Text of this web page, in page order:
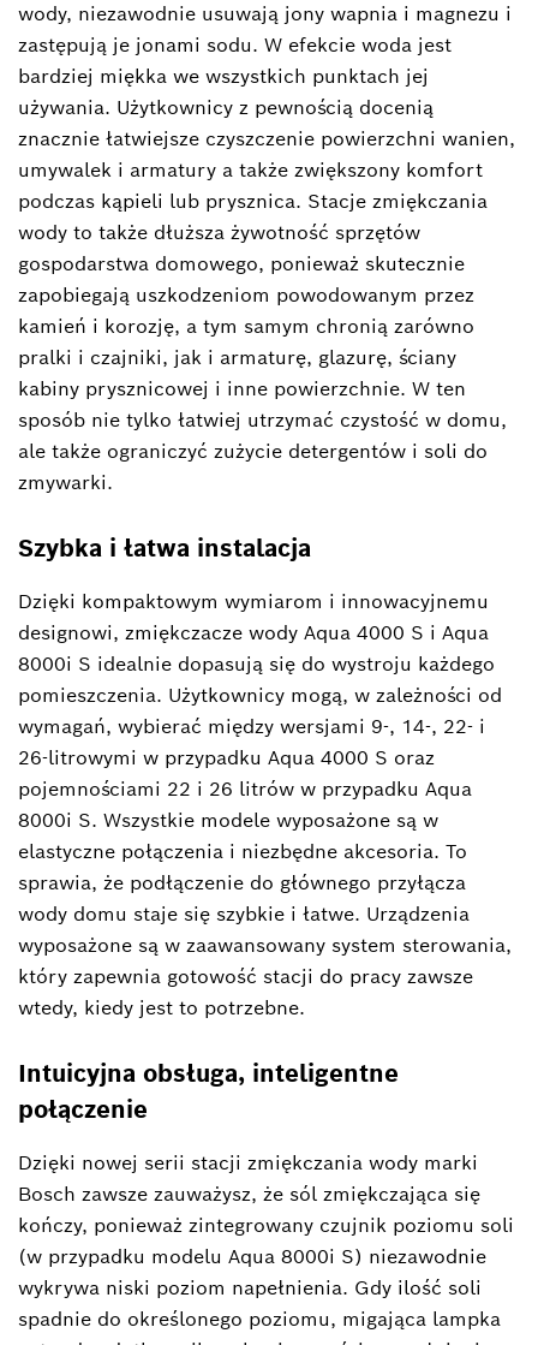
wody, niezawodnie usuwają jony wapnia i magnezu i
zastępują je jonami sodu. W efekcie woda jest
bardziej miękka we wszystkich punktach jej
używania. Użytkownicy z pewnością docenią
znacznie łatwiejsze czyszczenie powierzchni wanien,
umywalek i armatury a także zwiększony komfort
podczas kąpieli lub prysznica. Stacje zmiękczania
wody to także dłuższa żywotność sprzętów
gospodarstwa domowego, ponieważ skutecznie
zapobiegają uszkodzeniom powodowanym przez
kamień i korozję, a tym samym chronią zarówno
pralki i czajniki, jak i armaturę, glazurę, ściany
kabiny prysznicowej i inne powierzchnie. W ten
sposób nie tylko łatwiej utrzymać czystość w domu,
ale także ograniczyć zużycie detergentów i soli do
zmywarki.
Szybka i łatwa instalacja
Dzięki kompaktowym wymiarom i innowacyjnemu
designowi, zmiękczacze wody Aqua 4000 S i Aqua
8000i S idealnie dopasują się do wystroju każdego
pomieszczenia. Użytkownicy mogą, w zależności od
wymagań, wybierać między wersjami 9-, 14-, 22- i
26-litrowymi w przypadku Aqua 4000 S oraz
pojemnościami 22 i 26 litrów w przypadku Aqua
8000i S. Wszystkie modele wyposażone są w
elastyczne połączenia i niezbędne akcesoria. To
sprawia, że podłączenie do głównego przyłącza
wody domu staje się szybkie i łatwe. Urządzenia
wyposażone są w zaawansowany system sterowania,
który zapewnia gotowość stacji do pracy zawsze
wtedy, kiedy jest to potrzebne.
Intuicyjna obsługa, inteligentne
połączenie
Dzięki nowej serii stacji zmiękczania wody marki
Bosch zawsze zauważysz, że sól zmiękczająca się
kończy, ponieważ zintegrowany czujnik poziomu soli
(w przypadku modelu Aqua 8000i S) niezawodnie
wykrywa niski poziom napełnienia. Gdy ilość soli
spadnie do określonego poziomu, migająca lampka